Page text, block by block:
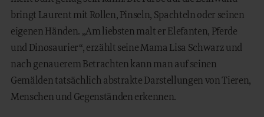
bringt Laurent mit Rollen, Pinseln, Spachteln oder seinen
eigenen Händen. „Am liebsten malt er Elefanten, Pferde
und Dinosaurier“, erzählt seine Mama Lisa Schwarz und
nach genauerem Betrachten kann man auf seinen
Gemälden tatsächlich abstrakte Darstellungen von Tieren,
Menschen und Gegenständen erkennen.